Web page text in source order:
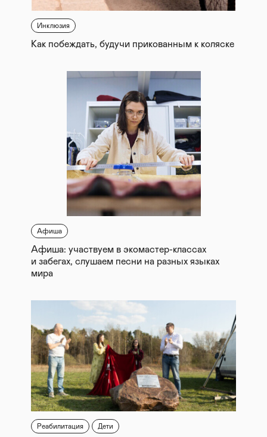
Инклюзия
Как побеждать, будучи прикованным к коляске
Афиша
Афиша: участвуем в экомастер-классах
и забегах, слушаем песни на разных языках
мира
Реабилитация Дети